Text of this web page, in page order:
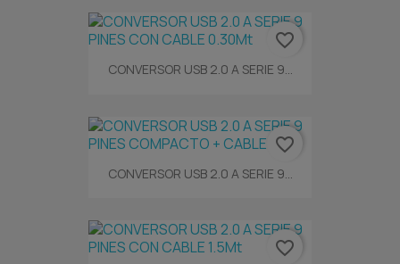
CONVERSOR USB 2.0 A SERIE 9...
favorite_border
CONVERSOR USB 2.0 A SERIE 9...
favorite_border
favorite_border